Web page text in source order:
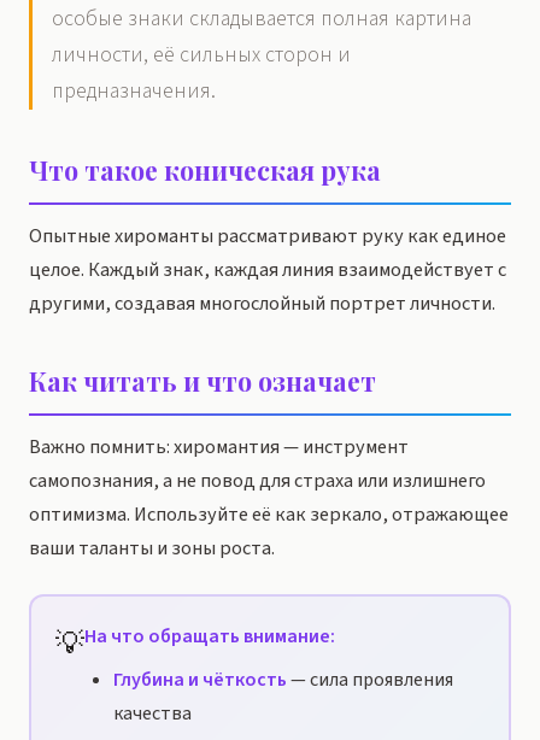
особые знаки складывается полная картина
личности, её сильных сторон и
предназначения.
Что такое коническая рука
Опытные хироманты рассматривают руку как единое
целое. Каждый знак, каждая линия взаимодействует с
другими, создавая многослойный портрет личности.
Как читать и что означает
Важно помнить: хиромантия — инструмент
самопознания, а не повод для страха или излишнего
оптимизма. Используйте её как зеркало, отражающее
ваши таланты и зоны роста.
💡На что обращать внимание:
Глубина и чёткость— сила проявления
качества